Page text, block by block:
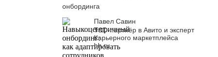
онбординга
Павел Савин
T&D-партнёр в Авито и эксперт
Карьерного маркетплейса
hh.ru